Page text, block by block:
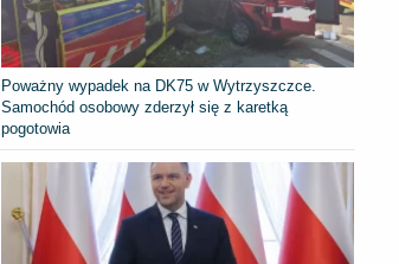
Poważny wypadek na DK75 w Wytrzyszczce.
Samochód osobowy zderzył się z karetką
pogotowia